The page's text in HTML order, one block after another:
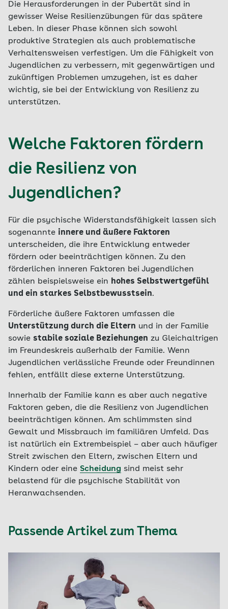
Die Herausforderungen in der Pubertät sind in
gewisser Weise Resilienzübungen für das spätere
Leben. In dieser Phase können sich sowohl
produktive Strategien als auch problematische
Verhaltensweisen verfestigen. Um die Fähigkeit von
Jugendlichen zu verbessern, mit gegenwärtigen und
zukünftigen Problemen umzugehen, ist es daher
wichtig, sie bei der Entwicklung von Resilienz zu
unterstützen.
Welche Faktoren fördern
die Resilienz von
Jugendlichen?
Für die psychische Widerstandsfähigkeit lassen sich
sogenannte innere und äußere Faktoren
unterscheiden, die ihre Entwicklung entweder
fördern oder beeinträchtigen können. Zu den
förderlichen inneren Faktoren bei Jugendlichen
zählen beispielsweise ein hohes Selbstwertgefühl
und ein starkes Selbstbewusstsein.
Förderliche äußere Faktoren umfassen die
Unterstützung durch die Eltern und in der Familie
sowie stabile soziale Beziehungen zu Gleichaltrigen
im Freundeskreis außerhalb der Familie. Wenn
Jugendlichen verlässliche Freunde oder Freundinnen
fehlen, entfällt diese externe Unterstützung.
Innerhalb der Familie kann es aber auch negative
Faktoren geben, die die Resilienz von Jugendlichen
beeinträchtigen können. Am schlimmsten sind
Gewalt und Missbrauch im familiären Umfeld. Das
ist natürlich ein Extrembeispiel – aber auch häufiger
Streit zwischen den Eltern, zwischen Eltern und
Kindern oder eine Scheidung sind meist sehr
belastend für die psychische Stabilität von
Heranwachsenden.
Passende Artikel zum Thema